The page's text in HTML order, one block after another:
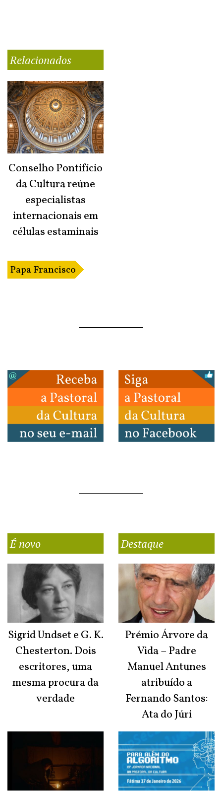
Relacionados
Conselho Pontifício
da Cultura reúne
especialistas
internacionais em
células estaminais
Papa Francisco
É novo
Sigrid Undset e G. K.
Chesterton. Dois
escritores, uma
mesma procura da
verdade
Destaque
Prémio Árvore da
Vida – Padre
Manuel Antunes
atribuído a
Fernando Santos:
Ata do Júri